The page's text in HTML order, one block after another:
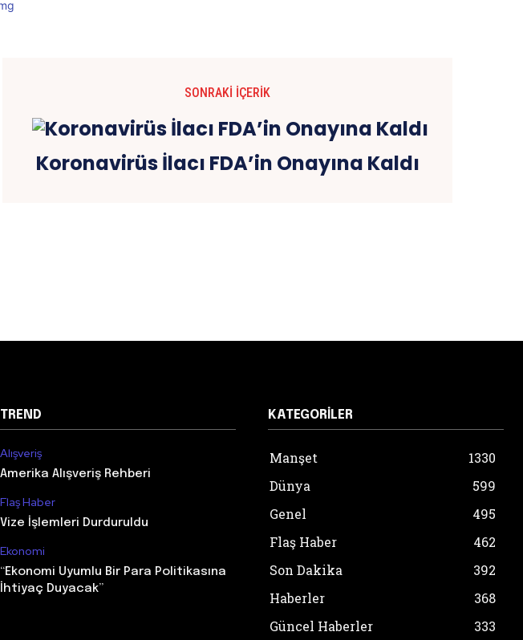
SONRAKI İÇERIK
Koronavirüs İlacı FDA’in Onayına Kaldı
TREND
Alışveriş
Amerika Alışveriş Rehberi
Flaş Haber
Vize İşlemleri Durduruldu
Ekonomi
“Ekonomi Uyumlu Bir Para Politikasına
İhtiyaç Duyacak”
KATEGORILER
Manşet
1330
Dünya
599
Genel
495
Flaş Haber
462
Son Dakika
392
Haberler
368
Güncel Haberler
333